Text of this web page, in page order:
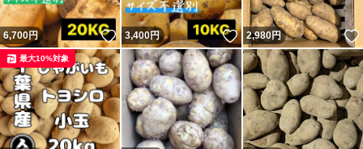
6,700円 いいね！
3,400円 いいね！
2,980円
最大10%対象